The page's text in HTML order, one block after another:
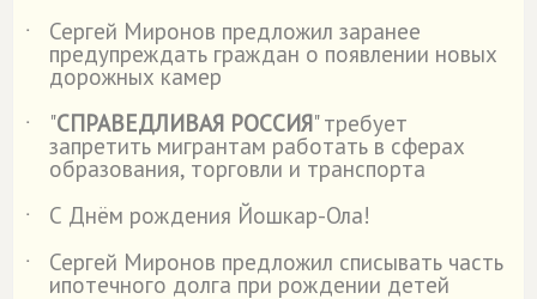
˙
Сергей Миронов предложил заранее
предупреждать граждан о появлении новых
дорожных камер
˙
"СПРАВЕДЛИВАЯ РОССИЯ" требует
запретить мигрантам работать в сферах
образования, торговли и транспорта
˙
С Днём рождения Йошкар-Ола!
˙
Сергей Миронов предложил списывать часть
ипотечного долга при рождении детей